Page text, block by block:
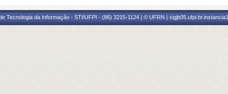
Tecnologia da Informação - STI/UFPI - (86) 3215-1124 | © UFRN | sigjb05.ufpi.br.instancia1